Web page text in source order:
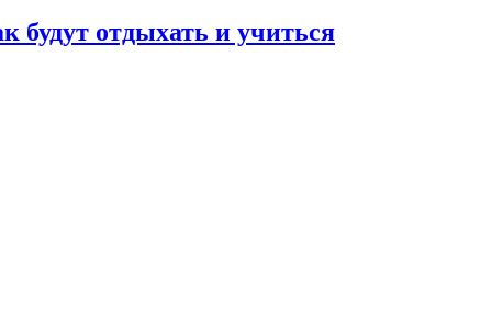
будут отдыхать и учиться